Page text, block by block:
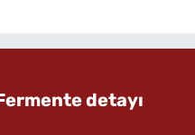
detayı